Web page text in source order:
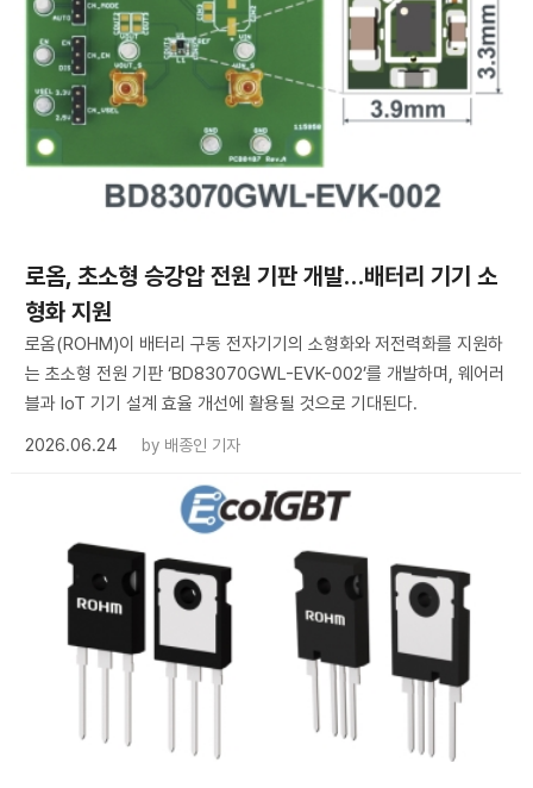
로옴, 초소형 승강압 전원 기판 개발…배터리 기기 소
형화 지원
로옴(ROHM)이 배터리 구동 전자기기의 소형화와 저전력화를 지원하
는 초소형 전원 기판 ‘BD83070GWL-EVK-002’를 개발하며, 웨어러
블과 IoT 기기 설계 효율 개선에 활용될 것으로 기대된다.
2026.06.24
by 배종인 기자